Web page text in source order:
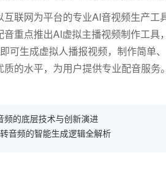
联网为平台的专业AI音视频生产工
重点推出AI虚拟主播视频制作工具
可生成虚拟人播报视频，制作简单
的水平，为用户提供专业配音服务。
频的底层技术与创新演进
音频的智能生成逻辑全解析